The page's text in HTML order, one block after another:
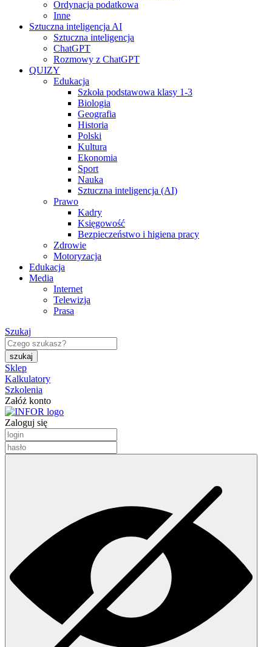
Ordynacja podatkowa
Inne
Sztuczna inteligencja AI
Sztuczna inteligencja
ChatGPT
Rozmowy z ChatGPT
QUIZY
Edukacja
Szkoła podstawowa klasy 1-3
Biologia
Geografia
Historia
Polski
Kultura
Ekonomia
Sport
Nauka
Sztuczna inteligencja (AI)
Prawo
Kadry
Księgowość
Bezpieczeństwo i higiena pracy
Zdrowie
Motoryzacja
Edukacja
Media
Internet
Telewizja
Prasa
Szukaj
Sklep
Kalkulatory
Szkolenia
Załóż konto
Zaloguj się